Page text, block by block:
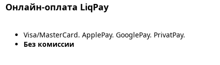
Онлайн-оплата LiqPay
Visa/MasterCard. ApplePay. GooglePay. PrivatPay.
Без комиссии